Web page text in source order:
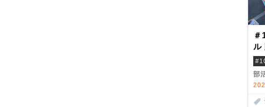
ル
部